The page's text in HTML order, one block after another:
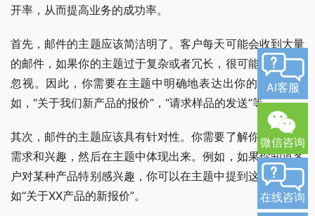
开率，从而提高业务的成功率。
首先，邮件的主题应该简洁明了。客户每天可能会收到大量
的邮件，如果你的主题过于复杂或者冗长，很可能会被客户
忽视。因此，你需要在主题中明确地表达出你的目的，例
如，“关于我们新产品的报价”，“请求样品的发送”等。
其次，邮件的主题应该具有针对性。你需要了解你的客户的
需求和兴趣，然后在主题中体现出来。例如，如果你知道客
户对某种产品特别感兴趣，你可以在主题中提到这种产品，
如“关于XX产品的新报价”。
AI客服
微信咨询
在线咨询